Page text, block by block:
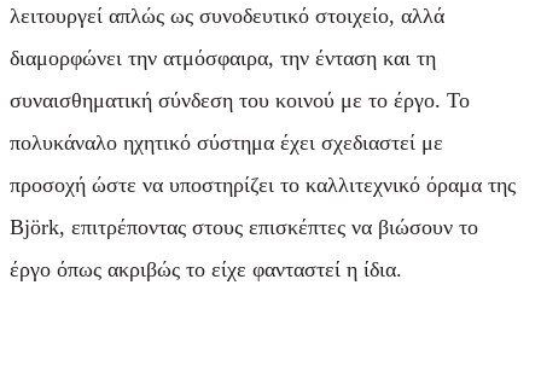
λειτουργεί απλώς ως συνοδευτικό στοιχείο, αλλά
διαμορφώνει την ατμόσφαιρα, την ένταση και τη
συναισθηματική σύνδεση του κοινού με το έργο. Το
πολυκάναλο ηχητικό σύστημα έχει σχεδιαστεί με
προσοχή ώστε να υποστηρίζει το καλλιτεχνικό όραμα της
Björk, επιτρέποντας στους επισκέπτες να βιώσουν το
έργο όπως ακριβώς το είχε φανταστεί η ίδια.